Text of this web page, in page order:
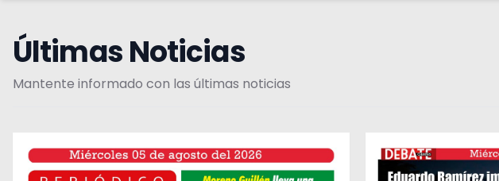
Últimas Noticias
Mantente informado con las últimas noticias